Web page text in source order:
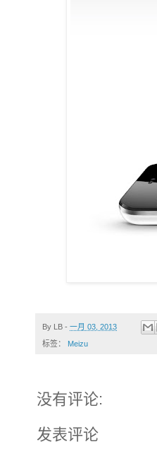
By LB - 一月 03, 2013
标签： Meizu
没有评论:
发表评论